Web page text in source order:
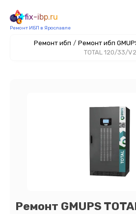
fix-ibp.ru
Ремонт ИБП в Ярославле
Ремонт ибп / Ремонт ибп
TOTAL 120/33/V2
Ремонт GMUPS